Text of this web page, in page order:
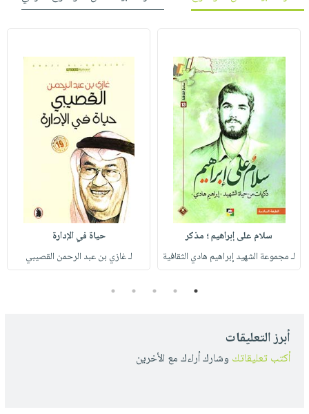
سلام على إبراهيم ؛ مذكر
لـ مجموعة الشهيد إبراهيم هادي الثقافية
حياة في الإدارة
لـ غازي بن عبد الرحمن القصيبي
1
2
3
4
5
أبرز التعليقات
أكتب تعليقاتك وشارك أراءك مع الأخرين